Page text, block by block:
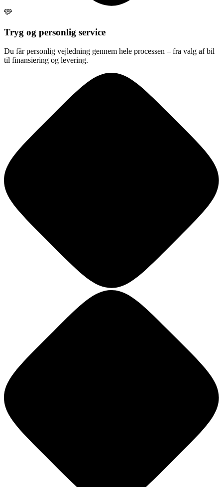
Tryg og personlig service
Du får personlig vejledning gennem hele processen – fra valg af bil
til finansiering og levering.